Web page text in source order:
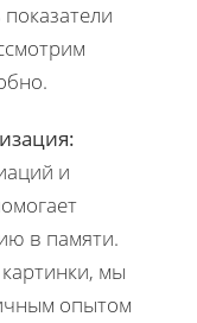
и
в памяти.
мы
опытом